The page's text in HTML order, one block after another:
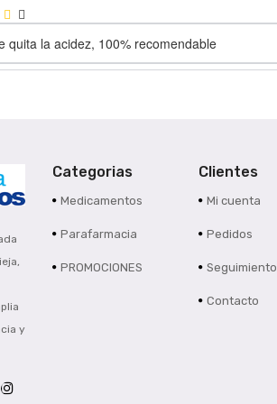
quita la acidez, 100% recomendable
y
Categorias
Medicamentos
Parafarmacia
PROMOCIONES
Clientes
Mi cuenta
Pedidos
Seguimiento
Contacto